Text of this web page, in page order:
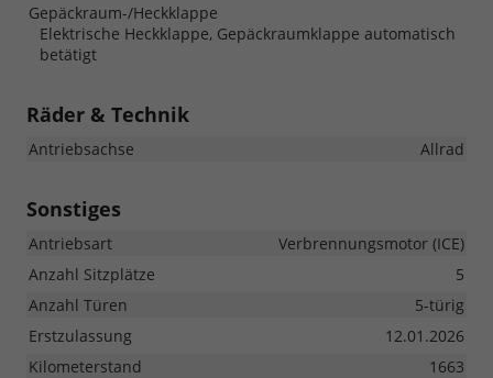
Gepäckraum-/Heckklappe
Elektrische Heckklappe, Gepäckraumklappe automatisch
betätigt
Räder & Technik
Antriebsachse Allrad
Sonstiges
Antriebsart
Verbrennungsmotor (ICE)
Anzahl Sitzplätze
5
Anzahl Türen
5-türig
Erstzulassung
12.01.2026
Kilometerstand
1663